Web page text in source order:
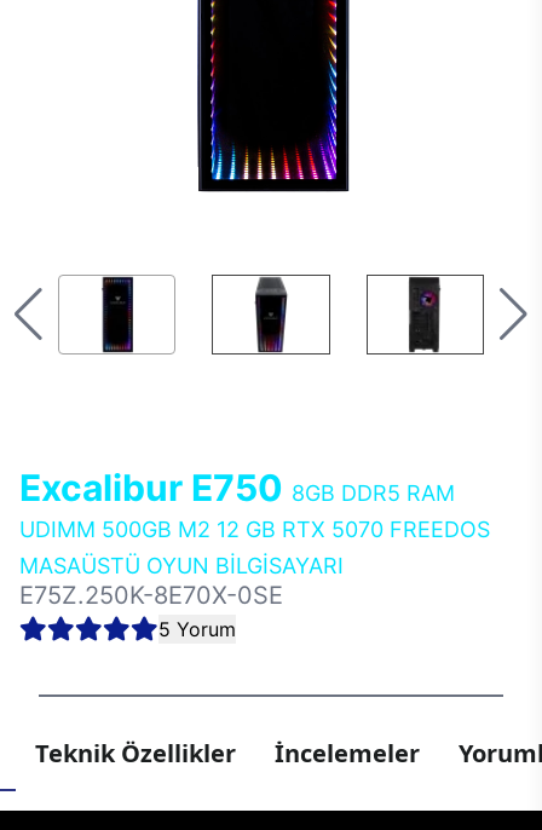
Excalibur E750 8GB DDR5 RAM
UDIMM 500GB M2 12 GB RTX 5070 FREEDOS
MASAÜSTÜ OYUN BİLGİSAYARI
E75Z.250K-8E70X-0SE
5 Yorum
Teknik Özellikler İncelemeler